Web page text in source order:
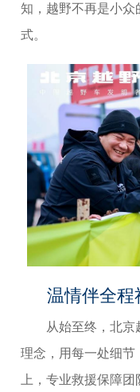
知，越野不再是小
式。
温情伴全程
从始至终，北京
理念，用每一处细节
上，专业救援保障